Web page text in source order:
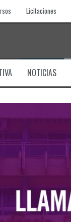
Licitaciones
NOTICIAS